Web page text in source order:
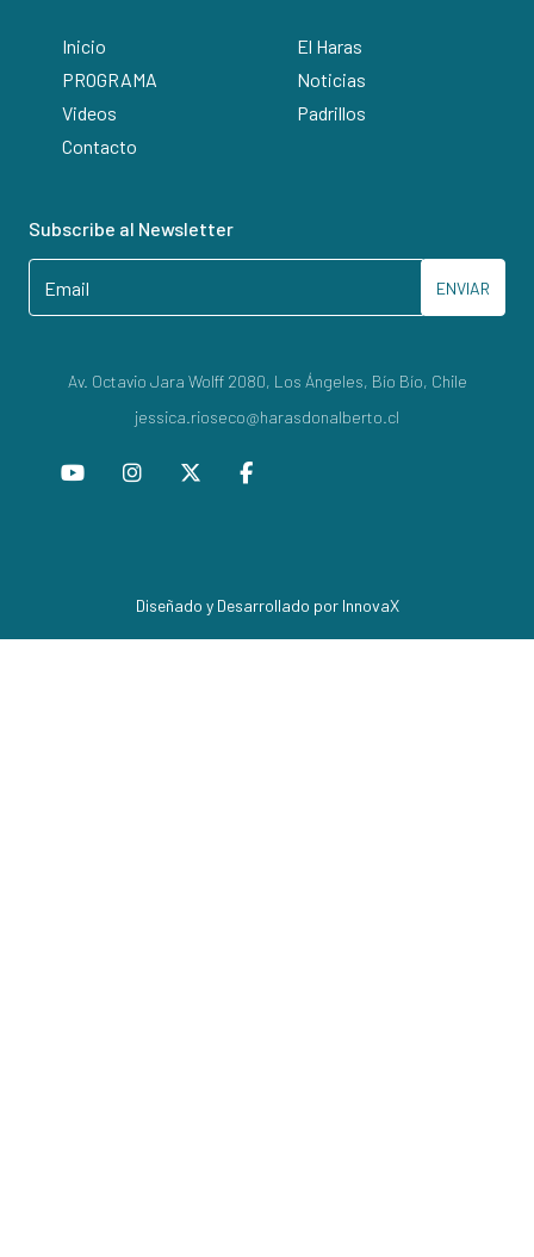
Inicio
El Haras
PROGRAMA
Noticias
Videos
Padrillos
Contacto
Subscribe al Newsletter
ENVIAR
Av. Octavio Jara Wolff 2080, Los Ángeles, Bío Bío, Chile
jessica.rioseco@harasdonalberto.cl
Diseñado y Desarrollado por InnovaX